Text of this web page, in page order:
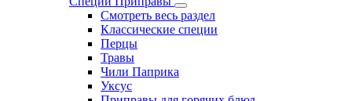
Смотреть весь раздел
Классические специи
Перцы
Травы
Чили Паприка
Уксус